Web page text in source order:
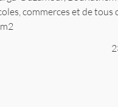
commerces et de tous